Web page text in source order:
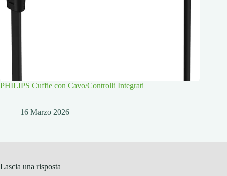
PHILIPS Cuffie con Cavo/Controlli Integrati
16 Marzo 2026
Lascia una risposta